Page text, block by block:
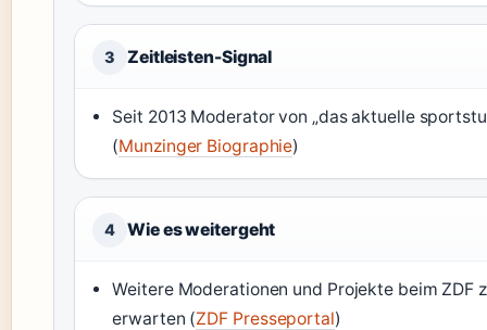
3 Zeitleisten-Signal
Seit 2013 Moderator von „das aktuelle
(Munzinger Biographie)
4 Wie es weitergeht
Weitere Moderationen und Projekte beim ZDF
erwarten (ZDF Presseportal)